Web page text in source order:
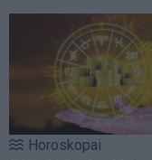
Horoskopai